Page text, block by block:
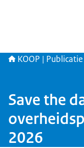
KOOP | Publicatie
Save the
2026